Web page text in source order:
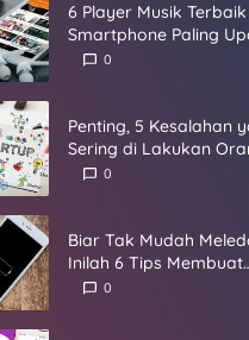
6 Player Musik Terbaik
Smartphone Paling
0
Penting, 5 Kesalahan
Sering di Lakukan
Dalam Membangun
0
Biar Tak Mudah
Inilah 6 Tips Membuat
Baterai Smartphone
0